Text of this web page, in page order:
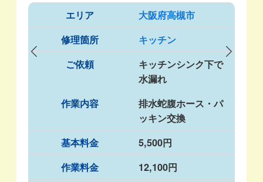
エリア
大阪府高槻市
修理箇所
キッチン
ご依頼
キッチンシンク下で
水漏れ
作業内容
排水蛇腹ホース・パ
ッキン交換
基本料金
5,500円
作業料金
12,100円